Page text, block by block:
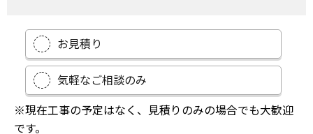
お見積り
気軽なご相談のみ
※現在工事の予定はなく、見積りのみの場合でも大歓迎
です。